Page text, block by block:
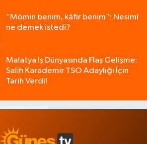
“Mömin benim, kâfir benim”: Nesimî
ne demek istedi?
Malatya İş Dünyasında Flaş Gelişme:
Salih Karademir TSO Adaylığı İçin
Tarih Verdi!